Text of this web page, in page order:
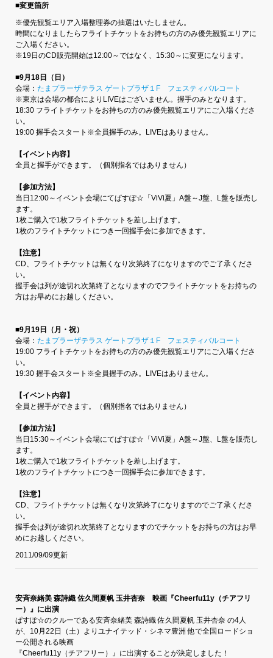
■変更箇所
※優先観覧エリア入場整理券の抽選はいたしません。
時間になりましたらフライトチケットをお持ちの方のみ優先観覧エリアに
ご入場ください。
※19日のCD販売開始は12:00～ではなく、15:30～に変更になります。
■9月18日（日）
会場： たまプラーザテラス ゲートプラザ１F フェスティバルコート
※東京は会場の都合によりLIVEはございません。握手のみとなります。
18:30 フライトチケットをお持ちの方のみ優先観覧エリアにご入場くださ
い。
19:00 握手会スタート※全員握手のみ。LIVEはありません。
【イベント内容】
全員と握手ができます。（個別指名ではありません）
【参加方法】
当日12:00～イベント会場にてぱすぽ☆「ViVi夏」A盤～J盤、L盤を販売し
ます。
1枚ご購入で1枚フライトチケットを差し上げます。
1枚のフライトチケットにつき一回握手会に参加できます。
【注意】
CD、フライトチケットは無くなり次第終了になりますのでご了承くださ
い。
握手会は列が途切れ次第終了となりますのでフライトチケットをお持ちの
方はお早めにお越しください。
■9月19日（月・祝）
会場： たまプラーザテラス ゲートプラザ１F フェスティバルコート
19:00 フライトチケットをお持ちの方のみ優先観覧エリアにご入場くださ
い。
19:30 握手会スタート※全員握手のみ。LIVEはありません。
【イベント内容】
全員と握手ができます。（個別指名ではありません）
【参加方法】
当日15:30～イベント会場にてぱすぽ☆「ViVi夏」A盤～J盤、L盤を販売し
ます。
1枚ご購入で1枚フライトチケットを差し上げます。
1枚のフライトチケットにつき一回握手会に参加できます。
【注意】
CD、フライトチケットは無くなり次第終了になりますのでご了承くださ
い。
握手会は列が途切れ次第終了となりますのでチケットをお持ちの方はお早
めにお越しください。
2011/09/09更新
安斉奈緒美 森詩織 佐久間夏帆 玉井杏奈 映画『Cheerfu11y（チアフリ
ー）』に出演
ぱすぽ☆のクルーである安斉奈緒美 森詩織 佐久間夏帆 玉井杏奈 の4人
が、10月22日（土）よりユナイテッド・シネマ豊洲 他で全国ロードショ
ー公開される映画
『Cheerfu11y（チアフリー）』に出演することが決定しました！